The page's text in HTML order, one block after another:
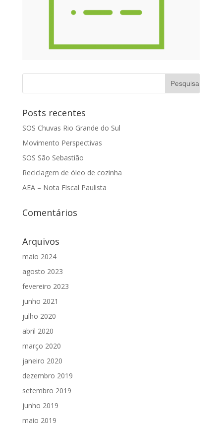
Posts recentes
SOS Chuvas Rio Grande do Sul
Movimento Perspectivas
SOS São Sebastião
Reciclagem de óleo de cozinha
AEA – Nota Fiscal Paulista
Comentários
Arquivos
maio 2024
agosto 2023
fevereiro 2023
junho 2021
julho 2020
abril 2020
março 2020
janeiro 2020
dezembro 2019
setembro 2019
junho 2019
maio 2019